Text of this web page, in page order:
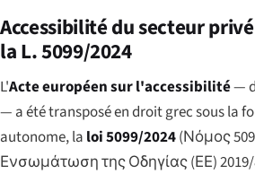
Accessibilité du secteur
la L. 5099/2024
L'Acte européen sur l'accessibilité—
— a été transposé en droit grec sous la
autonome, la loi 5099/2024(Νόμος
Ενσωμάτωση της Οδηγίας (ΕΕ) 2019/